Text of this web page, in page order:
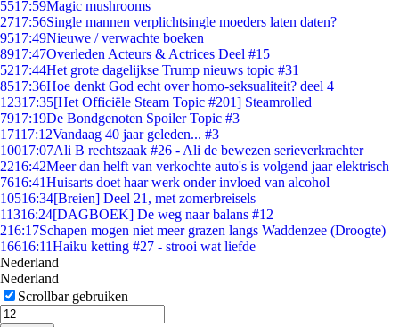
5517:59Magic mushrooms
2717:56Single mannen verplichtsingle moeders laten daten?
9517:49Nieuwe / verwachte boeken
8917:47Overleden Acteurs & Actrices Deel #15
5217:44Het grote dagelijkse Trump nieuws topic #31
8517:36Hoe denkt God echt over homo-seksualiteit? deel 4
12317:35[Het Officiële Steam Topic #201] Steamrolled
7917:19De Bondgenoten Spoiler Topic #3
17117:12Vandaag 40 jaar geleden... #3
10017:07Ali B rechtszaak #26 - Ali de bewezen serieverkrachter
2216:42Meer dan helft van verkochte auto's is volgend jaar elektrisch
7616:41Huisarts doet haar werk onder invloed van alcohol
10516:34[Breien] Deel 21, met zomerbreisels
11316:24[DAGBOEK] De weg naar balans #12
216:17Schapen mogen niet meer grazen langs Waddenzee (Droogte)
16616:11Haiku ketting #27 - strooi wat liefde
Nederland
Nederland
Scrollbar gebruiken